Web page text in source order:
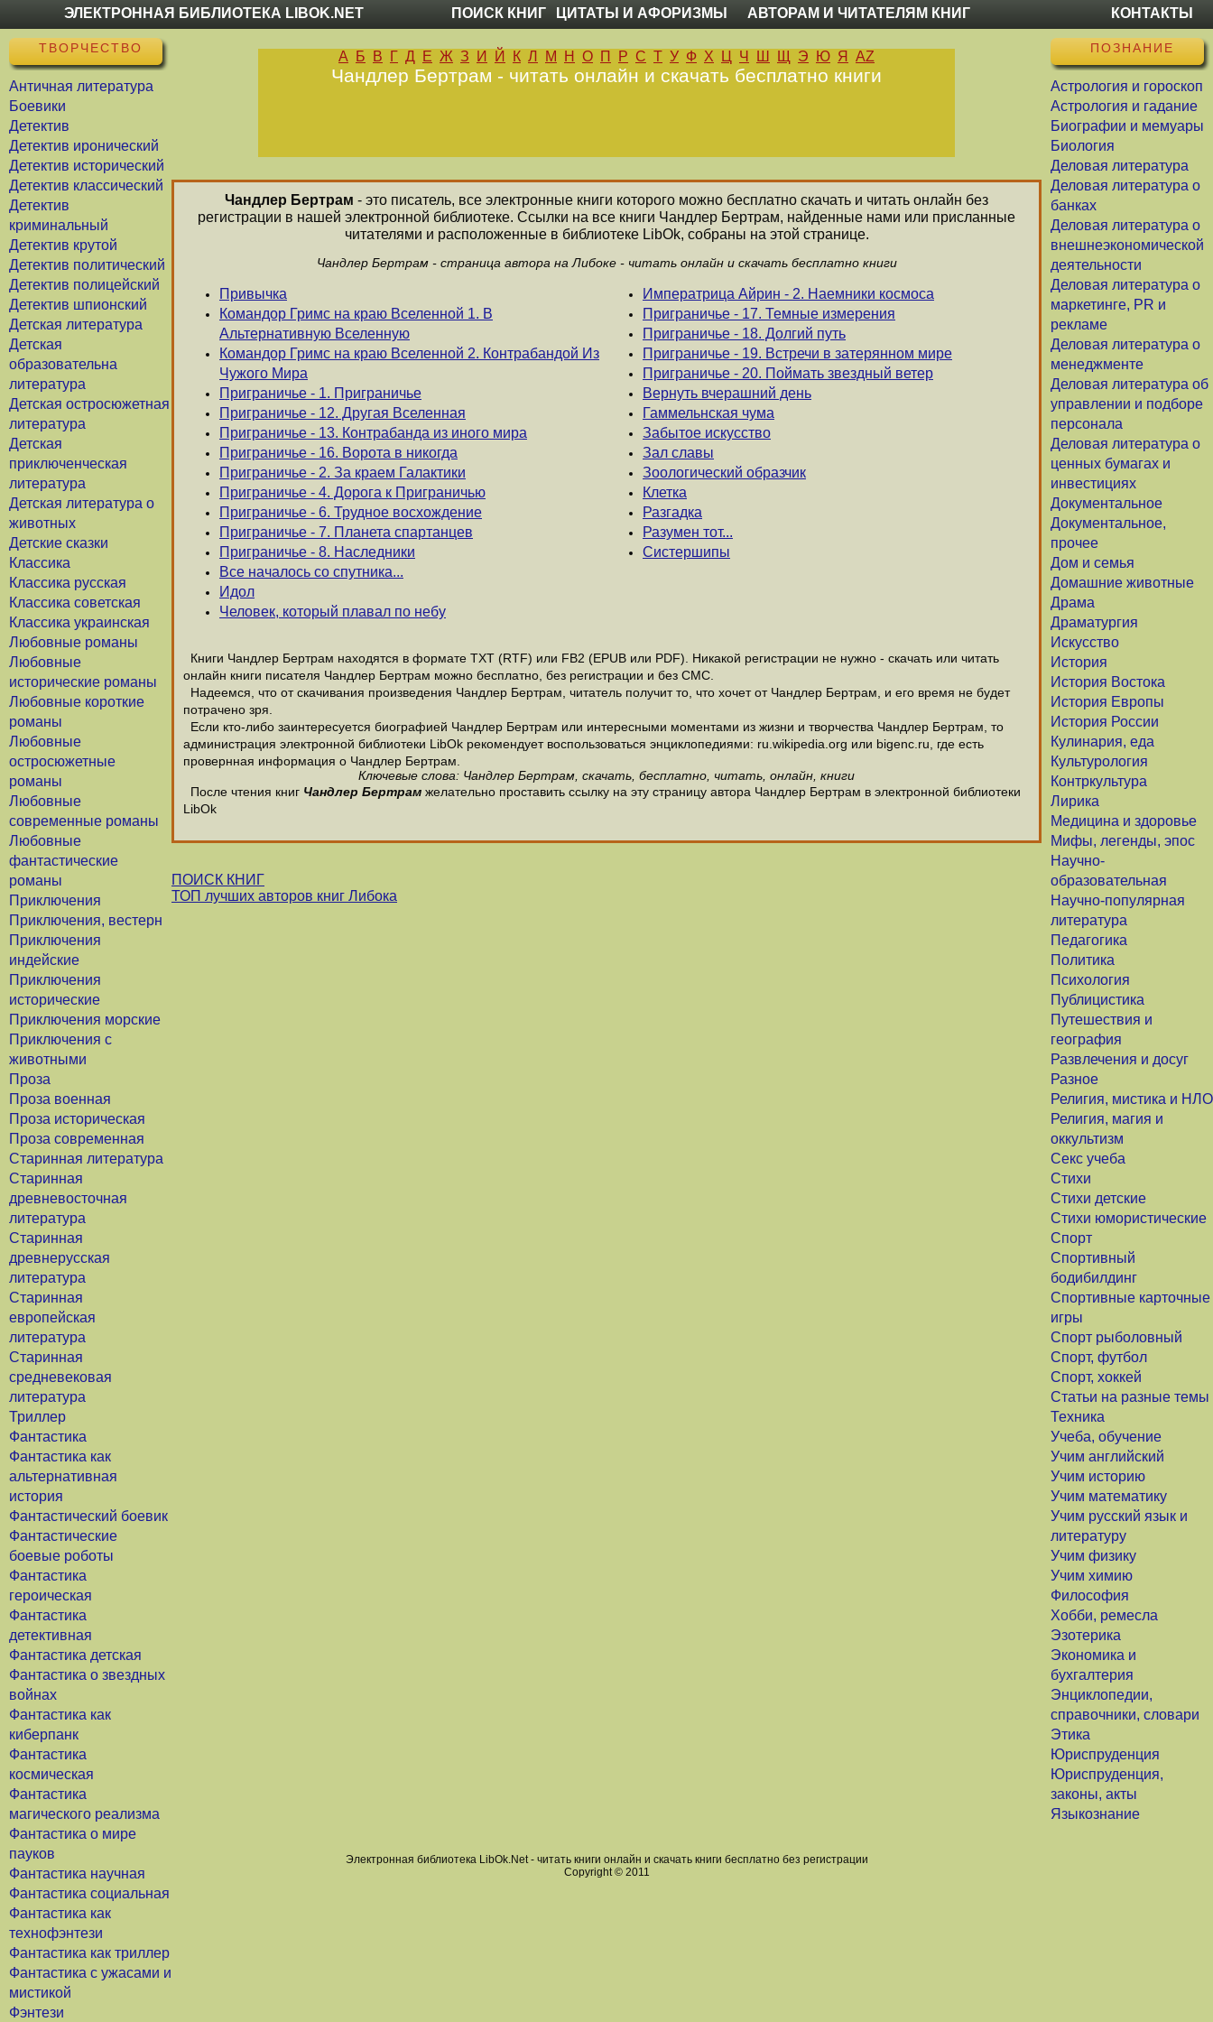
ЭЛЕКТРОННАЯ БИБЛИОТЕКА LIBOK.NET ПОИСК КНИГ ЦИТАТЫ И АФОРИЗМЫ АВТОРАМ И ЧИТАТЕЛЯМ КНИГ КОНТАКТЫ
ТВОРЧЕСТВО
Античная литература
Боевики
Детектив
Детектив иронический
Детектив исторический
Детектив классический
Детектив
криминальный
Детектив крутой
Детектив политический
Детектив полицейский
Детектив шпионский
Детская литература
Детская
образовательна
литература
Детская остросюжетная
литература
Детская
приключенческая
литература
Детская литература о
животных
Детские сказки
Классика
Классика русская
Классика советская
Классика украинская
Любовные романы
Любовные
исторические романы
Любовные короткие
романы
Любовные
остросюжетные
романы
Любовные
современные романы
Любовные
фантастические
романы
Приключения
Приключения, вестерн
Приключения
индейские
Приключения
исторические
Приключения морские
Приключения с
животными
Проза
Проза военная
Проза историческая
Проза современная
Старинная литература
Старинная
древневосточная
литература
Старинная
древнерусская
литература
Старинная
европейская
литература
Старинная
средневековая
литература
Триллер
Фантастика
Фантастика как
альтернативная
история
Фантастический боевик
Фантастические
боевые роботы
Фантастика
героическая
Фантастика
детективная
Фантастика детская
Фантастика о звездных
войнах
Фантастика как
киберпанк
Фантастика
космическая
Фантастика
магического реализма
Фантастика о мире
пауков
Фантастика научная
Фантастика социальная
Фантастика как
технофэнтези
Фантастика как триллер
Фантастика с ужасами и
мистикой
Фэнтези
ПОЗНАНИЕ
Астрология и гороскоп
Астрология и гадание
Биографии и мемуары
Биология
Деловая литература
Деловая литература о
банках
Деловая литература о
внешнеэкономической
деятельности
Деловая литература о
маркетинге, PR и
рекламе
Деловая литература о
менеджменте
Деловая литература об
управлении и подборе
персонала
Деловая литература о
ценных бумагах и
инвестициях
Документальное
Документальное,
прочее
Дом и семья
Домашние животные
Драма
Драматургия
Искусство
История
История Востока
История Европы
История России
Кулинария, еда
Культурология
Контркультура
Лирика
Медицина и здоровье
Мифы, легенды, эпос
Научно-
образовательная
Научно-популярная
литература
Педагогика
Политика
Психология
Публицистика
Путешествия и
география
Развлечения и досуг
Разное
Религия, мистика и НЛО
Религия, магия и
оккультизм
Секс учеба
Стихи
Стихи детские
Стихи юмористические
Спорт
Спортивный
бодибилдинг
Спортивные карточные
игры
Спорт рыболовный
Спорт, футбол
Спорт, хоккей
Статьи на разные темы
Техника
Учеба, обучение
Учим английский
Учим историю
Учим математику
Учим русский язык и
литературу
Учим физику
Учим химию
Философия
Хобби, ремесла
Эзотерика
Экономика и
бухгалтерия
Энциклопедии,
справочники, словари
Этика
Юриспруденция
Юриспруденция,
законы, акты
Языкознание
А Б В Г Д Е Ж З И Й К Л М Н О П Р С Т У Ф Х Ц Ч Ш Щ Э Ю Я AZ
Чандлер Бертрам - читать онлайн и скачать бесплатно книги
Чандлер Бертрам - это писатель, все электронные книги которого можно бесплатно скачать и читать онлайн без
регистрации в нашей электронной библиотеке. Ссылки на все книги Чандлер Бертрам, найденные нами или присланные
читателями и расположенные в библиотеке LibOk, собраны на этой странице.
Чандлер Бертрам - страница автора на Либоке - читать онлайн и скачать бесплатно книги
Привычка
Командор Гримс на краю Вселенной 1. В
Альтернативную Вселенную
Командор Гримс на краю Вселенной 2. Контрабандой Из
Чужого Мира
Приграничье - 1. Приграничье
Приграничье - 12. Другая Вселенная
Приграничье - 13. Контрабанда из иного мира
Приграничье - 16. Ворота в никогда
Приграничье - 2. За краем Галактики
Приграничье - 4. Дорога к Приграничью
Приграничье - 6. Трудное восхождение
Приграничье - 7. Планета спартанцев
Приграничье - 8. Наследники
Все началось со спутника...
Идол
Человек, который плавал по небу
Императрица Айрин - 2. Наемники космоса
Приграничье - 17. Темные измерения
Приграничье - 18. Долгий путь
Приграничье - 19. Встречи в затерянном мире
Приграничье - 20. Поймать звездный ветер
Вернуть вчерашний день
Гаммельнская чума
Забытое искусство
Зал славы
Зоологический образчик
Клетка
Разгадка
Разумен тот...
Систершипы
Книги Чандлер Бертрам находятся в формате ТХТ (RTF) или FB2 (EPUB или PDF). Никакой регистрации не нужно - скачать или читать
онлайн книги писателя Чандлер Бертрам можно бесплатно, без регистрации и без СМС.
Надеемся, что от скачивания произведения Чандлер Бертрам, читатель получит то, что хочет от Чандлер Бертрам, и его время не будет
потрачено зря.
Если кто-либо заинтересуется биографией Чандлер Бертрам или интересными моментами из жизни и творчества Чандлер Бертрам, то
администрация электронной библиотеки LibOk рекомендует воспользоваться энциклопедиями: ru.wikipedia.org или bigenc.ru, где есть
провернная информация о Чандлер Бертрам.
Ключевые слова: Чандлер Бертрам, скачать, бесплатно, читать, онлайн, книги
После чтения книг Чандлер Бертрам желательно проставить ссылку на эту страницу автора Чандлер Бертрам в электронной библиотеки
LibOk
ПОИСК КНИГ
ТОП лучших авторов книг Либока
Электронная библиотека LibOk.Net - читать книги онлайн и скачать книги бесплатно без регистрации
Copyright © 2011